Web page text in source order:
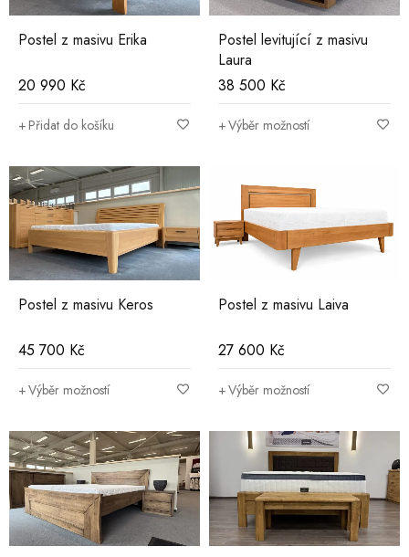
Postel z masivu Erika
20 990 Kč
Přidat do košíku
Postel levitující z masivu
Laura
38 500 Kč
Výběr možností
Postel z masivu Keros
45 700 Kč
Výběr možností
Postel z masivu Laiva
27 600 Kč
Výběr možností